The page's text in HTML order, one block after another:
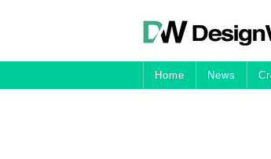
Home News